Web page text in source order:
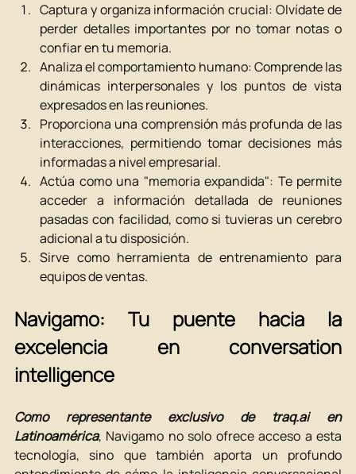
Captura y organiza información crucial: Olvídate de
perder detalles importantes por no tomar notas o
confiar en tu memoria.
Analiza el comportamiento humano: Comprende las
dinámicas interpersonales y los puntos de vista
expresados en las reuniones.
Proporciona una comprensión más profunda de las
interacciones, permitiendo tomar decisiones más
informadas a nivel empresarial.
Actúa como una "memoria expandida": Te permite
acceder a información detallada de reuniones
pasadas con facilidad, como si tuvieras un cerebro
adicional a tu disposición.
Sirve como herramienta de entrenamiento para
equipos de ventas.
Navigamo: Tu puente hacia la
excelencia en conversation
intelligence
Como representante exclusivo de traq.ai en
Latinoamérica, Navigamo no solo ofrece acceso a esta
tecnología, sino que también aporta un profundo